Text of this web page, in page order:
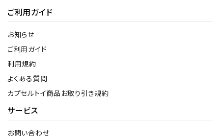
ご利用ガイド
お知らせ
ご利用ガイド
利用規約
よくある質問
カプセルトイ商品お取り引き規約
サービス
お問い合わせ